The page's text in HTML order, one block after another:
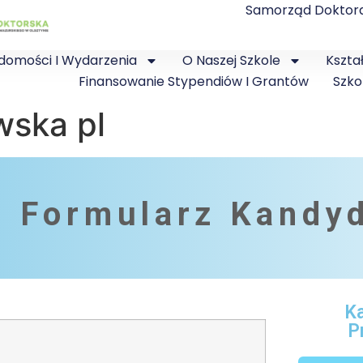
Samorząd
I Wydarzenia O Naszej Szkole
Finansowanie Stypendiów I Grantów
pl
Formularz